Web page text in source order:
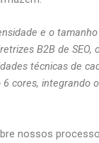
e o
B2B de SEO,
técnicas de
cores, integrando
nossos